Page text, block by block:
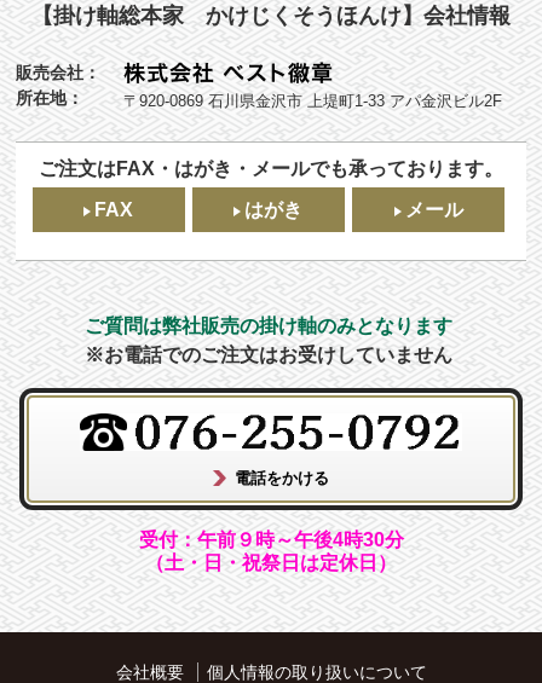
【掛け軸総本家 かけじくそうほんけ】会社情報
販売会社：
所在地：
〒920-0869 石川県金沢市 上堤町1-33 アパ金沢ビル2F
ご注文はFAX・はがき・メールでも承っております。
FAX
はがき メール
ご質問は弊社販売の掛け軸のみとなります
※お電話でのご注文はお受けしていません
受付：午前９時～午後4時30分
（土・日・祝祭日は定休日）
会社概要 個人情報の取り扱いについて